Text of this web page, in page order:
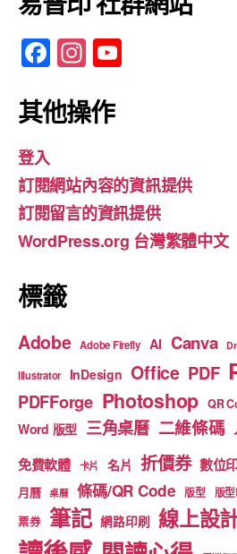
F
a
c
b
o
o
k
In
st
a
gr
a
m
u
b
e
其他操作
登入
訂閱網站內容的資訊提供
訂閱留言的資訊提供
WordPress.org 台灣繁體中文
標籤
Adobe Adobe Firefly AI Canva
Illustrator InDesign Office PDF
PDFForge Photoshop QR
Word 版型 三角桌曆 二維條碼
免費軟體 卡片 名片 折價券 數位
月曆 桌曆 條碼/QR Code 版型 版
票券 筆記 網路印刷 線上設